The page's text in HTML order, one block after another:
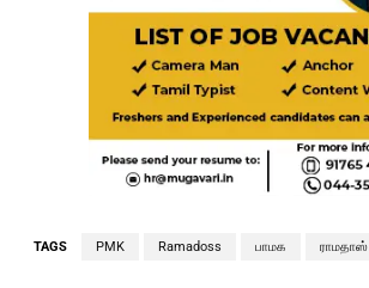
TAGS PMK Ramadoss பாமக ராமதாஸ்